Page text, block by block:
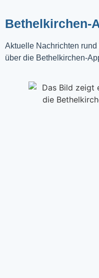
Bethelkirchen-
Aktuelle Nachrichten
über die Bethelkirchen-